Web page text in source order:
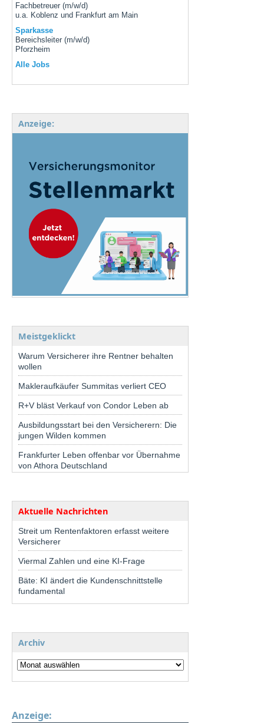
Fachbetreuer (m/w/d)
u.a. Koblenz und Frankfurt am Main
Sparkasse
Bereichsleiter (m/w/d)
Pforzheim
Alle Jobs
Anzeige:
Meistgeklickt
Warum Versicherer ihre Rentner behalten
wollen
Makleraufkäufer Summitas verliert CEO
R+V bläst Verkauf von Condor Leben ab
Ausbildungsstart bei den Versicherern: Die
jungen Wilden kommen
Frankfurter Leben offenbar vor Übernahme
von Athora Deutschland
Aktuelle Nachrichten
Streit um Rentenfaktoren erfasst weitere
Versicherer
Viermal Zahlen und eine KI-Frage
Bäte: KI ändert die Kundenschnittstelle
fundamental
Archiv
Anzeige: